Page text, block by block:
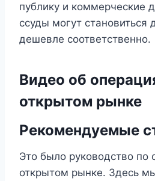
публику и коммерческие
ссуды могут становиться
дешевле соответственно.
Видео об
открытом рынке
Рекомендуемые
Это было руководство по
открытом рынке. Здесь